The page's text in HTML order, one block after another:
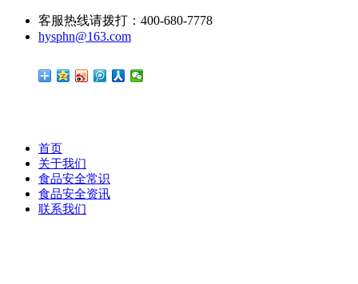
客服热线请拨打：400-680-7778
hysphn@163.com
首页
关于我们
食品安全常识
食品安全资讯
联系我们